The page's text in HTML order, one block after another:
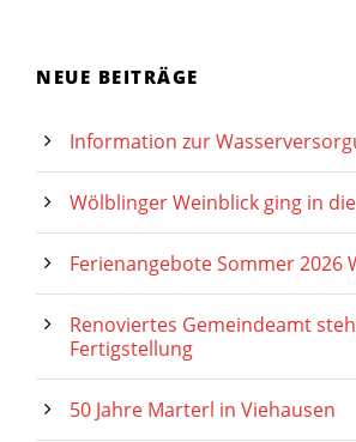
NEUE BEITRÄGE
Information zur
Wölblinger Weinblick ging in
Ferienangebote Sommer 2026
Renoviertes Gemeindeamt
Fertigstellung
50 Jahre Marterl in Viehausen